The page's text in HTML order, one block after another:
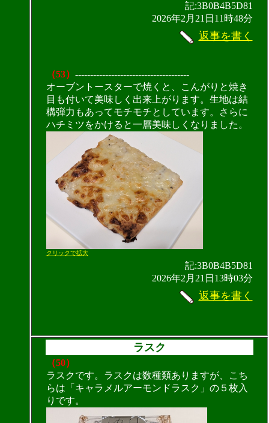
記:3B0B4B5D81
2026年2月21日11時48分
返事を書く
（53） --------------------------------------
オーブントースターで焼くと、こんがりと焼き
目も付いて美味しく出来上がります。生地は結
構弾力もあってモチモチとしています。さらに
ハチミツをかけると一層美味しくなりました。
クリックで拡大
記:3B0B4B5D81
2026年2月21日13時03分
返事を書く
ラスク
（50）
ラスクです。ラスクは数種類ありますが、こち
らは「キャラメルアーモンドラスク」の５枚入
りです。